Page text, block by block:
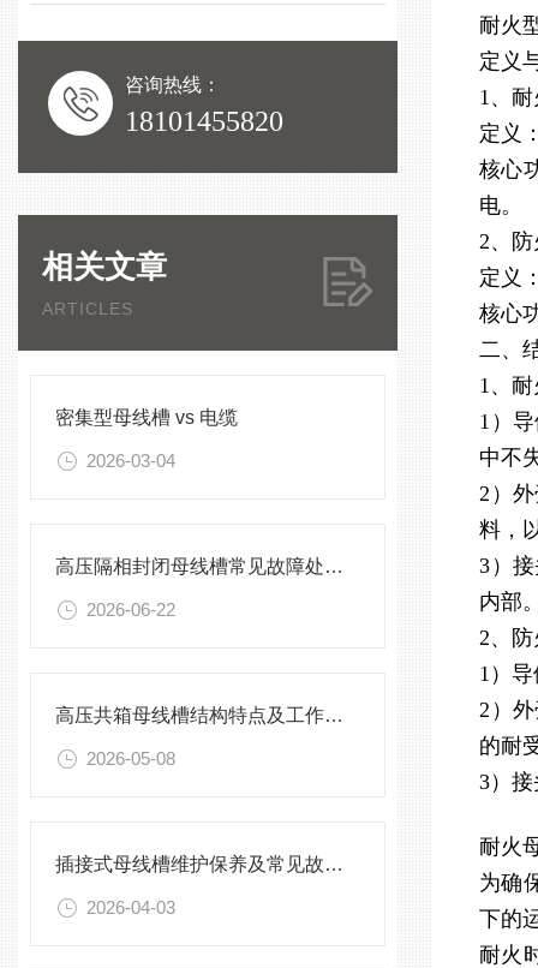
咨询热线：
18101455820
相关文章
ARTICLES
密集型母线槽 vs 电缆
2026-03-04
高压隔相封闭母线槽常见故障处理方案
2026-06-22
高压共箱母线槽结构特点及工作原理
2026-05-08
插接式母线槽维护保养及常见故障处理指南
2026-04-03
耐火
定义
1、‌
定义‌
核心
电。‌
2、
定义‌
核心
二、
1、
1）
中不
2）
料，
3）
内部
2、‌
1）
2）
的耐
3）
耐火
为确
下的
耐火